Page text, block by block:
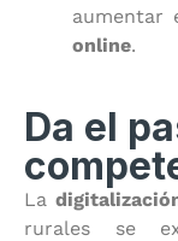
aumentar
online.
Da el
La
rurales se